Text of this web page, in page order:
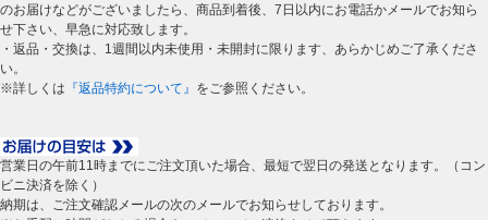
のお届けなどがございましたら、商品到着後、7日以内にお電話かメールでお知ら
せ下さい、早急に対応致します。
・返品・交換は、1週間以内未使用・未開封に限ります、あらかじめご了承くださ
い。
※詳しくは 『返品特約について』 をご参照ください。
営業日の午前11時までにご注文頂いた場合、最短で翌日の発送となります。（コン
ビニ決済を除く）
納期は、ご注文確認メールの次のメールでお知らせしております。